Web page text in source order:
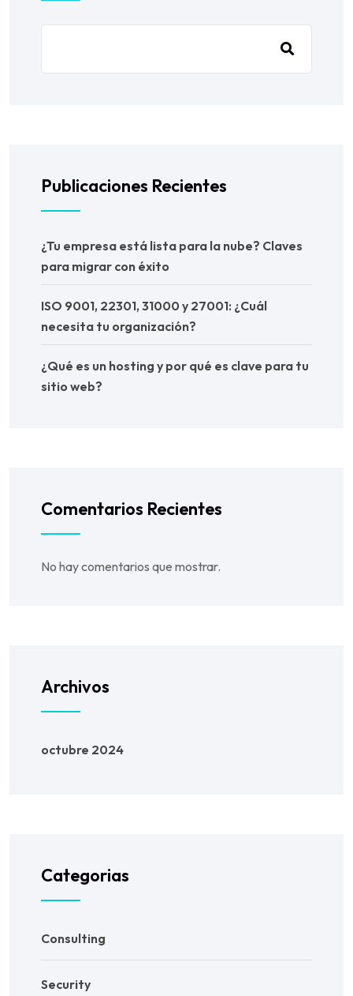
Publicaciones Recientes
¿Tu empresa está lista para la nube? Claves
para migrar con éxito
ISO 9001, 22301, 31000 y 27001: ¿Cuál
necesita tu organización?
¿Qué es un hosting y por qué es clave para tu
sitio web?
Comentarios Recientes
No hay comentarios que mostrar.
Archivos
octubre 2024
Categorias
Consulting
Security